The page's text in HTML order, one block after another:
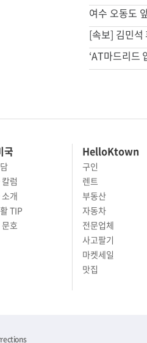
국
럼
개
TIP
호
HelloKtown
구인
렌트
부동산
자동차
전문업체
사고팔기
마켓세일
맛집